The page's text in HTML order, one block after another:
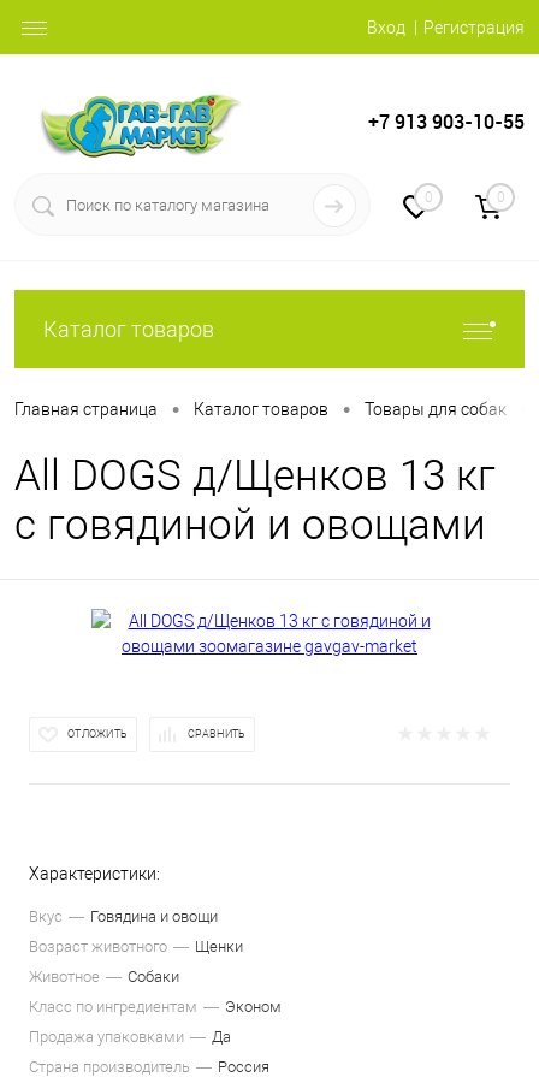
Вход Регистрация
+7 913 903-10-55
0 0
Каталог товаров
Главная страница • Каталог товаров • Товары для собак
All DOGS д/Щенков 13 кг
с говядиной и овощами
ОТЛОЖИТЬ СРАВНИТЬ
Характеристики:
Вкус
Говядина и овощи
Возраст животного
Щенки
Животное
Собаки
Класс по ингредиентам
Эконом
Продажа упаковками
Да
Страна производитель
Россия